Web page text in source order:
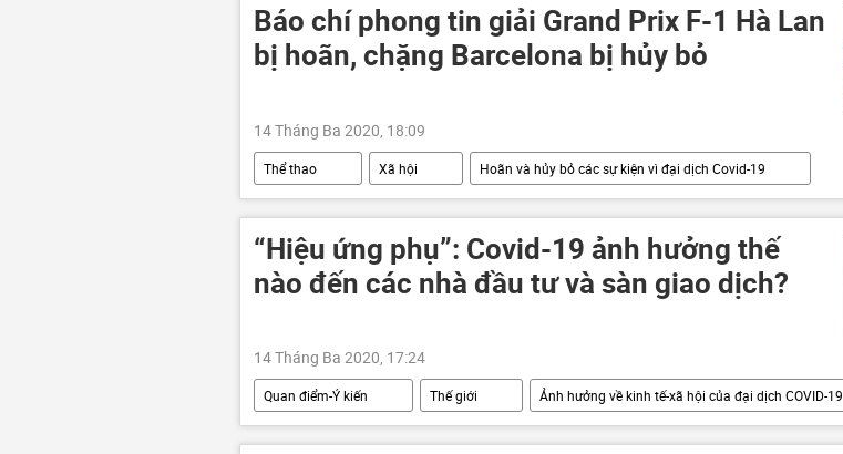
Báo chí phong tin giải Grand Prix F-1 Hà Lan
bị hoãn, chặng Barcelona bị hủy bỏ
14 Tháng Ba 2020, 18:09
Thể thao Xã hội Hoãn và hủy bỏ các sự kiện vì đại dịch Covid-19
“Hiệu ứng phụ”: Covid-19 ảnh hưởng thế
nào đến các nhà đầu tư và sàn giao dịch?
14 Tháng Ba 2020, 17:24
Quan điểm-Ý kiến Thế giới Ảnh hưởng về kinh tế-xã hội của đại dịch COVID-19